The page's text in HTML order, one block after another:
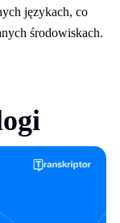
językach, co
środowiskach.